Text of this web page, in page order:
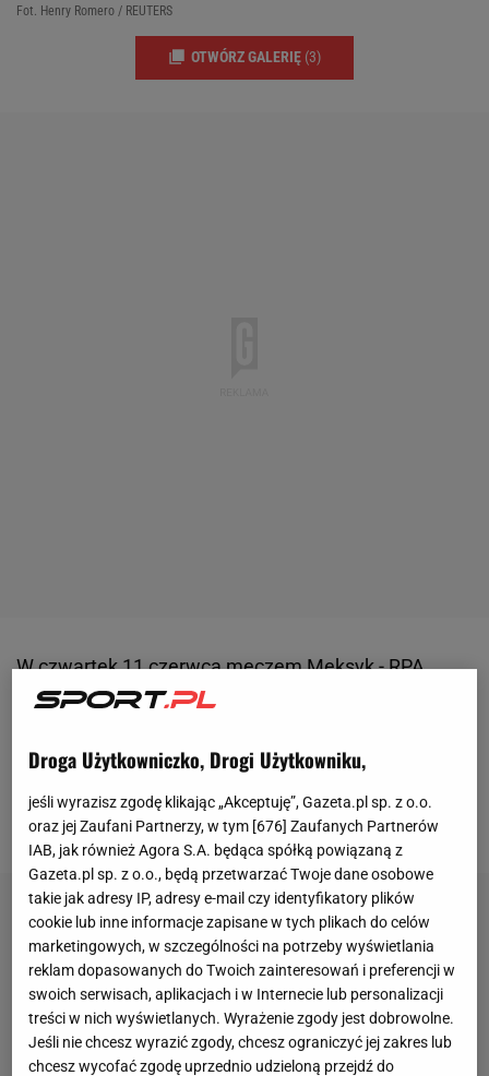
Fot. Henry Romero / REUTERS
OTWÓRZ GALERIĘ (3)
W czwartek 11 czerwcameczemMeksyk - RPA
rozpoczął sięmundial. Gospodarze wygrali 2:0. Kilka
Czechów 2:1. Z biegiem czasu turniej będzie się
rozkręcać. Kto jest jego faworytem? Specjalistyczny
serwis Opta przedstawił predykcje superkomputera.
Droga Użytkowniczko, Drogi Użytkowniku,
jeśli wyrazisz zgodę klikając „Akceptuję”, Gazeta.pl sp. z o.o.
oraz jej Zaufani Partnerzy, w tym [676] Zaufanych Partnerów
IAB, jak również Agora S.A. będąca spółką powiązaną z
Gazeta.pl sp. z o.o., będą przetwarzać Twoje dane osobowe
takie jak adresy IP, adresy e-mail czy identyfikatory plików
cookie lub inne informacje zapisane w tych plikach do celów
marketingowych, w szczególności na potrzeby wyświetlania
reklam dopasowanych do Twoich zainteresowań i preferencji w
swoich serwisach, aplikacjach i w Internecie lub personalizacji
treści w nich wyświetlanych. Wyrażenie zgody jest dobrowolne.
Jeśli nie chcesz wyrazić zgody, chcesz ograniczyć jej zakres lub
chcesz wycofać zgodę uprzednio udzieloną przejdź do